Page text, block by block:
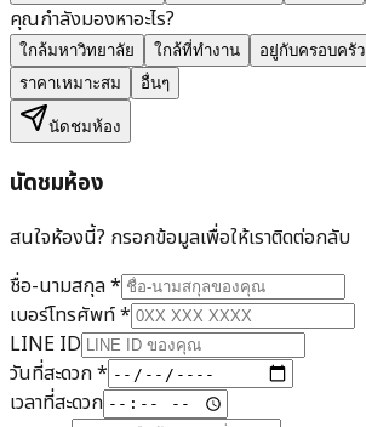
คุณกำลังมองหาอะไร?
ใกล้มหาวิทยาลัย ใกล้ที่ทำงาน อยู่กับครอบครัว
ราคาเหมาะสม
อื่นๆ
นัดชมห้อง
นัดชมห้อง
สนใจห้องนี้? กรอกข้อมูลเพื่อให้เราติดต่อกลับ
ชื่อ-นามสกุล*
เบอร์โทรศัพท์*
LINE ID
วันที่สะดวก*
เวลาที่สะดวก